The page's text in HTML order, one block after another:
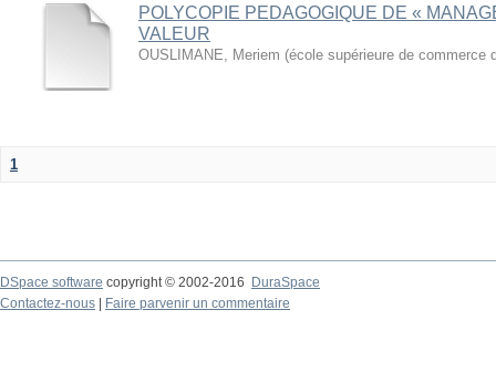
POLYCOPIE PEDAGOGIQUE DE «
VALEUR
OUSLIMANE, Meriem (école supérieure de commerce
1
DSpace software copyright © 2002-2016
DuraSpace
Contactez-nous
Faire parvenir un commentaire